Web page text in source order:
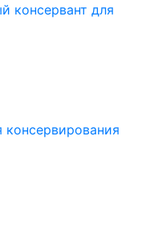
консервант для
консервирования